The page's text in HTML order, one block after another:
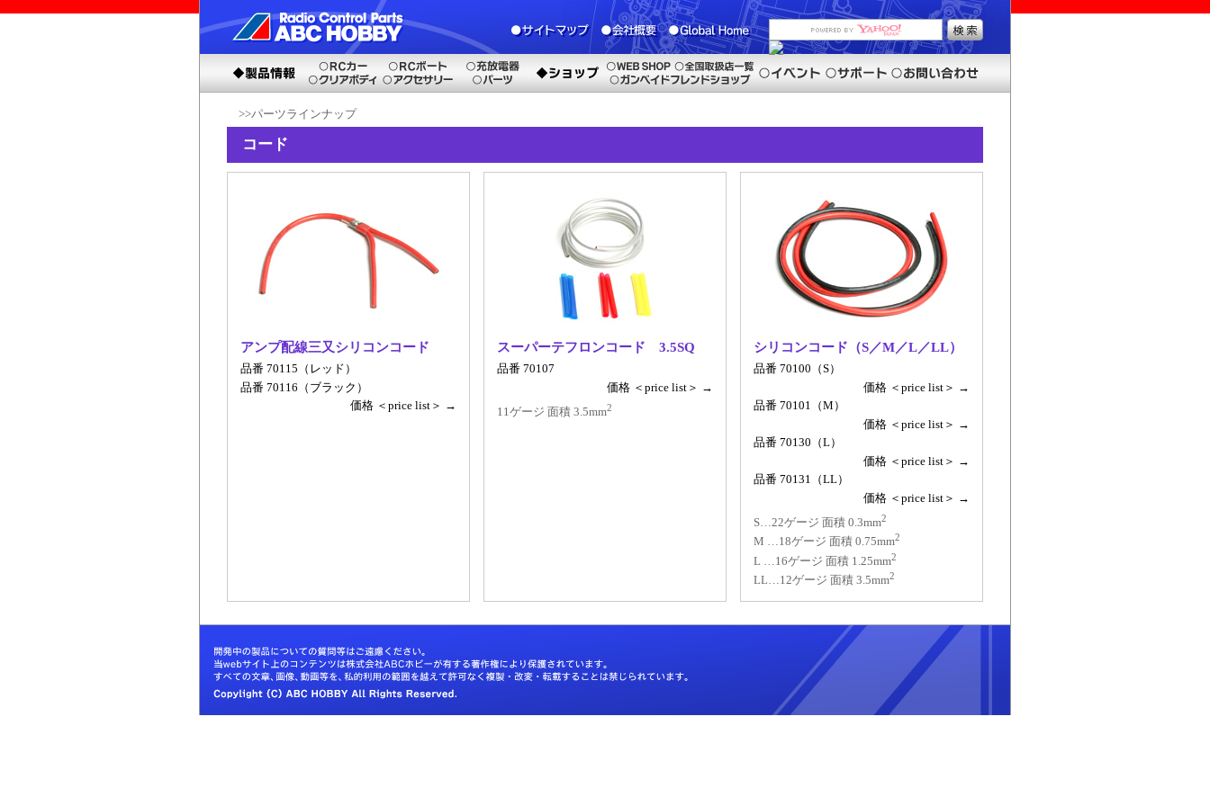
>>パーツラインナップ
コード
アンプ配線三又シリコンコード
品番 70115（レッド）
品番 70116（ブラック）
価格 ＜price list＞ →
スーパーテフロンコード 3.5SQ
品番 70107
価格 ＜price list＞ →
11ゲージ 面積 3.5mm2
シリコンコード（S／M／L／LL）
品番 70100（S）
価格 ＜price list＞ →
品番 70101（M）
価格 ＜price list＞ →
品番 70130（L）
価格 ＜price list＞ →
品番 70131（LL）
価格 ＜price list＞ →
S…22ゲージ 面積 0.3mm2
M …18ゲージ 面積 0.75mm2
L …16ゲージ 面積 1.25mm2
LL…12ゲージ 面積 3.5mm2